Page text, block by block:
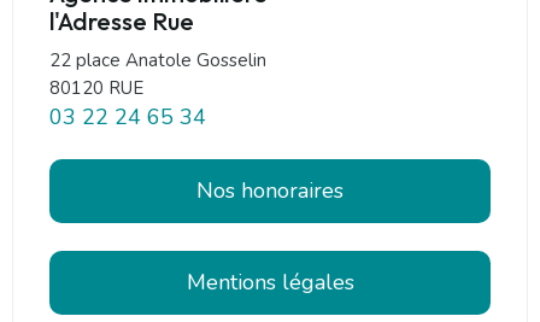
l'Adresse Rue
22 place Anatole Gosselin
80120 RUE
03 22 24 65 34
Nos honoraires
Mentions légales